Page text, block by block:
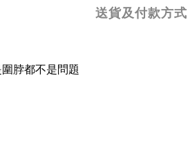
送貨及付款方式
脖都不是問題